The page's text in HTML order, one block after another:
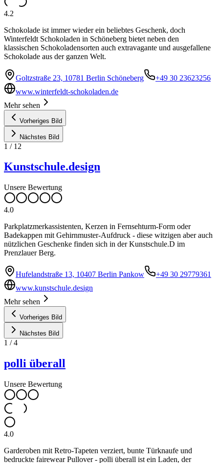
4.2
Schokolade ist immer wieder ein beliebtes Geschenk, doch
Winterfeldt Schokoladen in Schöneberg bietet neben den
klassischen Schokoladensorten auch extravagante und ausgefallene
Schokolade aus der ganzen Welt.
Goltzstraße 23, 10781 Berlin Schöneberg
+49 30 23623256
www.winterfeldt-schokoladen.de
Mehr sehen
Vorheriges Bild
Nächstes Bild
1 / 12
Kunstschule.design
Unsere Bewertung
4.0
Parkplatzmerkassistenten, Kerzen in Fernsehturm-Form oder
Badekappen mit Gehirnmuster-Aufdruck - diese witzigen aber auch
nützlichen Geschenke finden sich in der Kunstschule.D im
Prenzlauer Berg.
Hufelandstraße 13, 10407 Berlin Pankow
+49 30 29779361
www.kunstschule.design
Mehr sehen
Vorheriges Bild
Nächstes Bild
1 /4
polli überall
Unsere Bewertung
4.0
Garderoben mit Retro-Tapeten verziert, bunte Türknaufe und
bedruckte fairewear Pullover - polli überall ist ein Laden, der